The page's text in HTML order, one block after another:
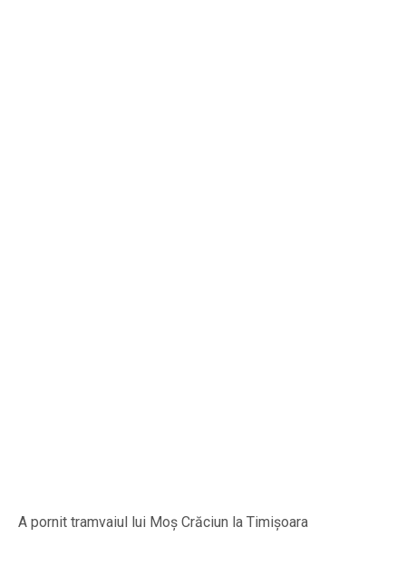
A pornit tramvaiul lui Moș Crăciun la Timișoara